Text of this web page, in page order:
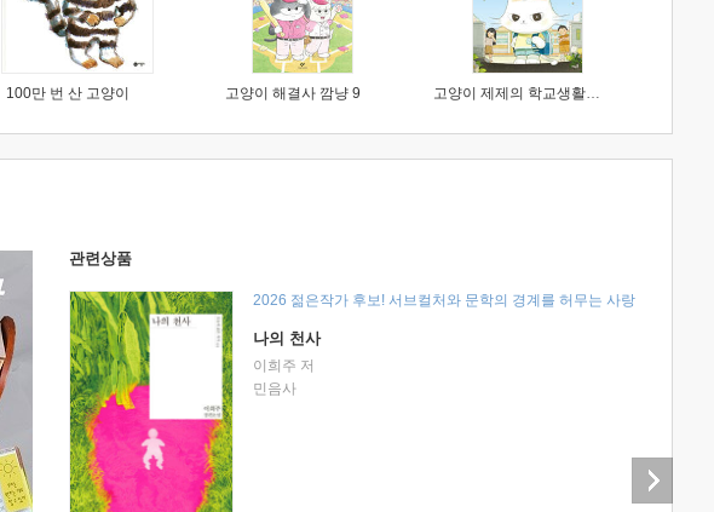
100만 번 산 고양이 고양이 해결사 깜냥 9 고양이 제제의 학교생활 1 : 초등학생이 이렇게 힘들 줄이야
관련상품
2026 젊은작가 후보! 서브컬처와 문학의 경계를 허무는 사랑
나의 천사
이희주 저
민음사